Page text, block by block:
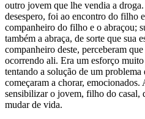
outro jovem que lhe vendia a
desespero, foi ao encontro do filho
companheiro do filho e o abraçou;
também a abraça, de sorte que sua
companheiro deste, perceberam
ocorrendo ali. Era um esforço
tentando a solução de um
começaram a chorar, emocionados.
sensibilizar o jovem, filho do casal,
mudar de vida.